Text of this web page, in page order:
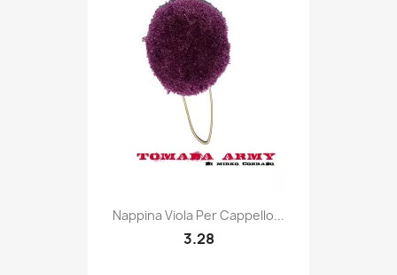
Quick view
Nappina Viola Per Cappello...
3.28